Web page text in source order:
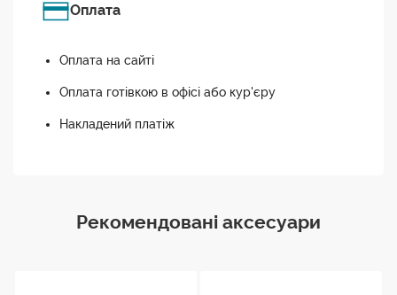
Оплата
Оплата на сайті
Оплата готівкою в офісі або кур'єру
Накладений платіж
Рекомендовані аксесуари